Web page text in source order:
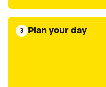
3 Plan your day